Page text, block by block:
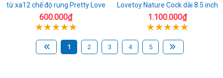
từ xa12 chế độ rung Pretty Love
600.000₫
Lovetoy Nature Cock dài 8.5 inch
1.100.000₫
1 2 3 4 5